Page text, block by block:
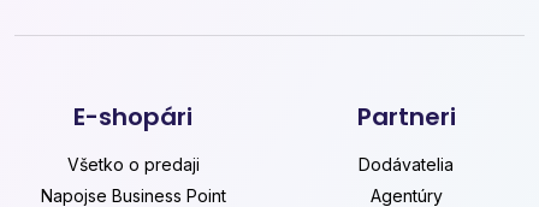
E-shopári
Všetko o predaji
Napojse Business Point
Partneri
Dodávatelia
Agentúry